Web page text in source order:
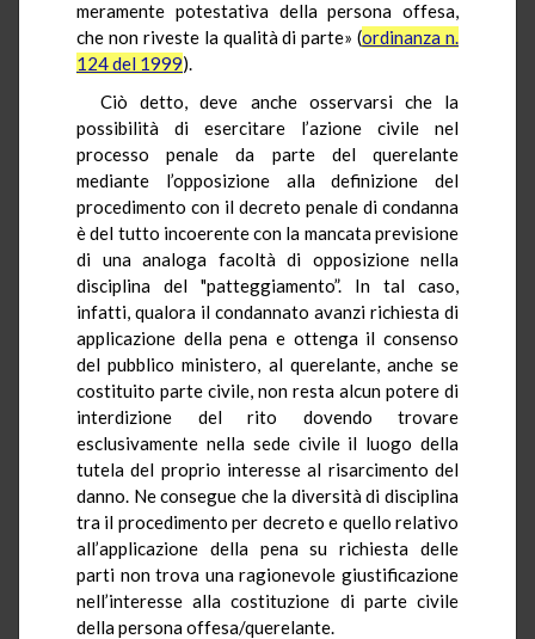
meramente potestativa della persona offesa,
che non riveste la qualità di parte» (ordinanza n.
124 del 1999).
Ciò detto, deve anche osservarsi che la
possibilità di esercitare l’azione civile nel
processo penale da parte del querelante
mediante l’opposizione alla definizione del
procedimento con il decreto penale di condanna
è del tutto incoerente con la mancata previsione
di una analoga facoltà di opposizione nella
disciplina del "patteggiamento”. In tal caso,
infatti, qualora il condannato avanzi richiesta di
applicazione della pena e ottenga il consenso
del pubblico ministero, al querelante, anche se
costituito parte civile, non resta alcun potere di
interdizione del rito dovendo trovare
esclusivamente nella sede civile il luogo della
tutela del proprio interesse al risarcimento del
danno. Ne consegue che la diversità di disciplina
tra il procedimento per decreto e quello relativo
all’applicazione della pena su richiesta delle
parti non trova una ragionevole giustificazione
nell’interesse alla costituzione di parte civile
della persona offesa/querelante.